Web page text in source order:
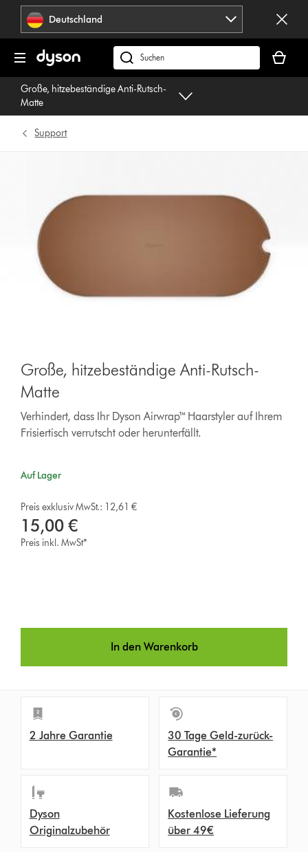
Navigation
überspringenDeutschland
dyson.de
durchsuchen
ist
Große, hitzebeständige Anti-Rutsch-
Matte
Support
Große, hitzebeständige Anti-Rutsch-
Matte
Verhindert, dass Ihr Dyson Airwrap™ Haarstyler auf Ihrem
Frisiertisch verrutscht oder herunterfällt.
Auf Lager
Preis exklusiv MwSt.: 12,61 €
15,00 €
Preis inkl. MwSt*
In den Warenkorb
2 Jahre Garantie
30 Tage Geld-zurück-
Garantie*
Dyson
Originalzubehör
Kostenlose Lieferung
über 49€